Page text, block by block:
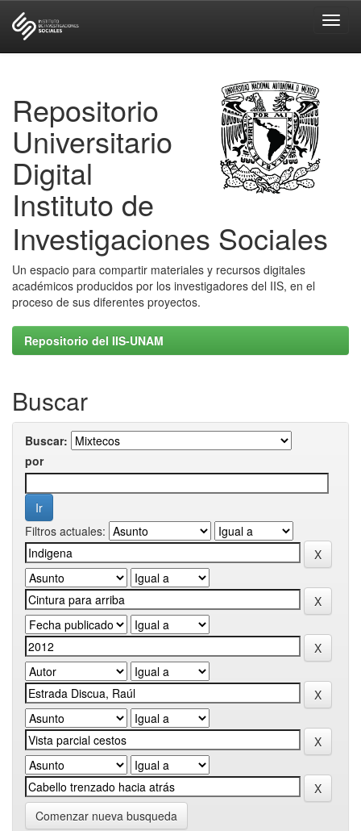
Repositorio
Universitario
Digital
Instituto de
Investigaciones Sociales
Un espacio para compartir materiales y recursos digitales
académicos producidos por los investigadores del IIS, en el
proceso de sus diferentes proyectos.
Repositorio del IIS-UNAM
Buscar
Buscar:
por
Filtros actuales:
Comenzar nueva busqueda